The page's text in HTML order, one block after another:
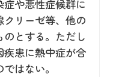
や悪性症候群に
クリーゼ等、他の
とする。ただし
疾患に熱中症が合
はない。